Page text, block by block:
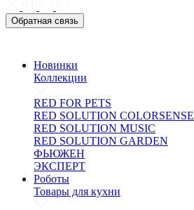
Обратная связь
Новинки
Коллекции
RED FOR PETS
RED SOLUTION COLORSENSE
RED SOLUTION MUSIC
RED SOLUTION GARDEN
ФЬЮЖЕН
ЭКСПЕРТ
Роботы
Товары для кухни